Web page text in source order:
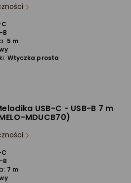
C
B
5 m
Wtyczka prosta
USB-C - USB-B 7 m
MDUCB70)
C
B
7 m